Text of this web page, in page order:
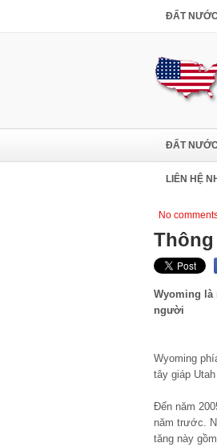
ĐẤT
ĐẤT
LIÊN HỆ
No
Wyoming là
người
Wyoming
tây giáp
Đến năm
năm trước.
tăng này